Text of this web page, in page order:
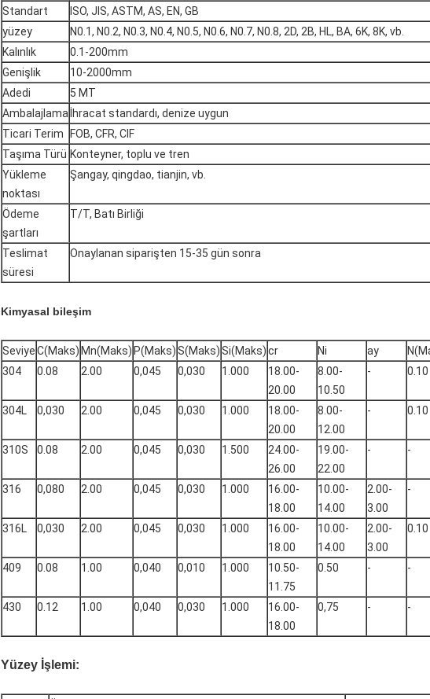
Standart
ISO, JIS, ASTM, AS, EN, GB
yüzey
N0.1, N0.2, N0.3, N0.4, N0.5, N0.6, N0.7, N0.8, 2D, 2B, HL, BA, 6K, 8K, vb.
Kalınlık
0.1-200mm
Genişlik
10-2000mm
Adedi
5 MT
Ambalajlama İhracat standardı, denize uygun
Ticari Terim
FOB, CFR, CIF
Taşıma Türü Konteyner, toplu ve tren
Yükleme
noktası
Şangay, qingdao, tianjin, vb.
Ödeme
şartları
T/T, Batı Birliği
Teslimat
süresi
Onaylanan siparişten 15-35 gün sonra
Kimyasal bileşim
SeviyeC(Maks) Mn(Maks) P(Maks)S(Maks)Si(Maks)cr Ni ay
304
0.08 2.00 0,045 0,030 1.000
18.00-
20.00
8.00-
10.50
- 0.10
304L 0,030 2.00 0,045 0,030 1.000
18.00-
20.00
8.00-
12.00
- 0.10
310S 0.08 2.00 0,045 0,030 1.500
24.00-
26.00
19.00-
22.00
- -
316 0,080 2.00 0,045 0,030 1.000
16.00-
18.00
10.00-
14.00
2.00-
3.00
-
316L 0,030 2.00 0,045 0,030 1.000
16.00-
18.00
10.00-
14.00
2.00-
3.00
0.10
409 0.08 1.00 0,040 0,010 1.000
10.50-
11.75
0.50 - -
430 0.12 1.00 0,040 0,030 1.000
16.00-
18.00
0,75 - -
Yüzey İşlemi: